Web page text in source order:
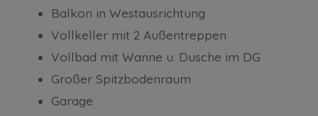
Balkon in Westausrichtung
Vollkeller mit 2 Außentreppen
Vollbad mit Wanne u. Dusche im DG
Großer Spitzbodenraum
Garage